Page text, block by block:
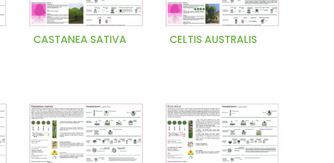
CASTANEA SATIVA CELTIS AUSTRALIS